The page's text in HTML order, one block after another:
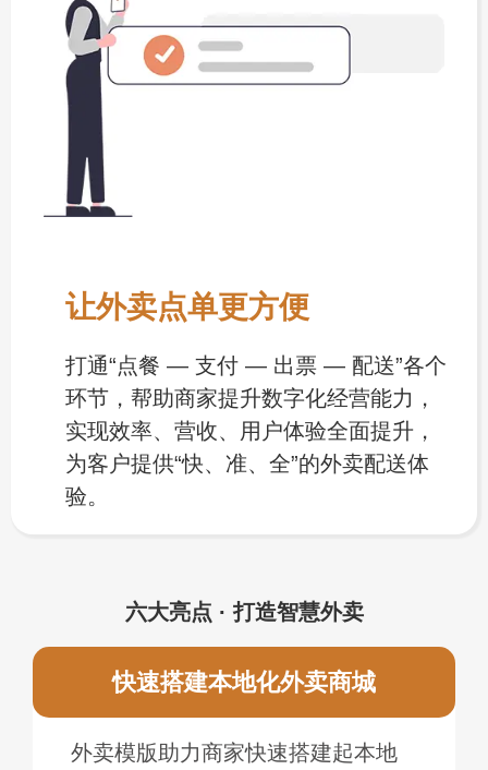
让外卖点单更方便
打通“点餐 — 支付 — 出票 — 配送”各个
环节，帮助商家提升数字化经营能力，
实现效率、营收、用户体验全面提升，
为客户提供“快、准、全”的外卖配送体
验。
六大亮点 · 打造智慧外卖
快速搭建本地化外卖商城
外卖模版助力商家快速搭建起本地